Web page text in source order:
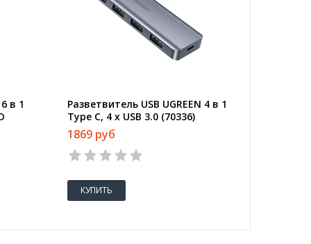
в 1
Разветвитель USB UGREEN 4 в 1
Type C, 4 x USB 3.0 (70336)
1869 руб
КУПИТЬ